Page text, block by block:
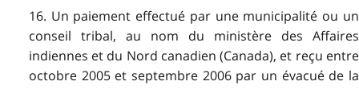
16. Un paiement effectué par une municipalité ou un
conseil tribal, au nom du ministère des Affaires
indiennes et du Nord canadien (Canada), et reçu entre
octobre 2005 et septembre 2006 par un évacué de la